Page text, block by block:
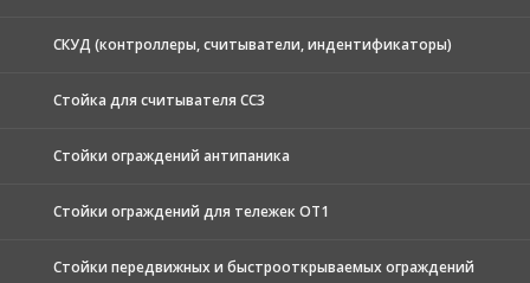
СКУД (контроллеры, считыватели, индентификаторы)
Стойка для считывателя СС3
Стойки ограждений антипаника
Стойки ограждений для тележек ОТ1
Стойки передвижных и быстрооткрываемых ограждений